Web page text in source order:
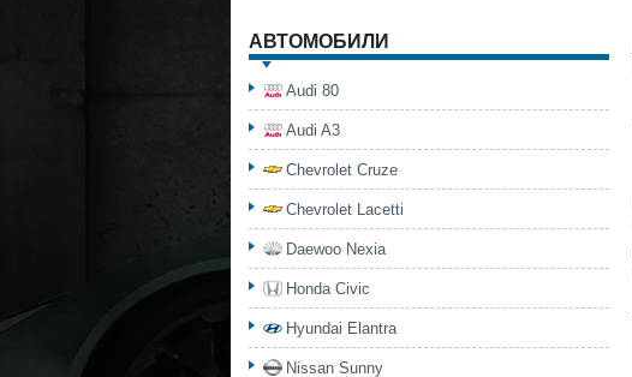
АВТОМОБИЛИ
Audi 80
Audi A3
Chevrolet Cruze
Chevrolet Lacetti
Daewoo Nexia
Honda Civic
Hyundai Elantra
Nissan Sunny